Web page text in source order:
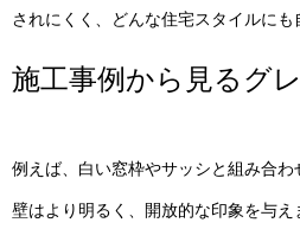
されにくく、どんな住宅スタイルにも
施工事例から見るグ
例えば、白い窓枠やサッシと組み合
壁はより明るく、開放的な印象を与